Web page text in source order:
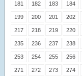
181 182 183 184
199 200 201 202
217 218 219 220
235 236 237 238
253 254 255 256
271 272 273 274